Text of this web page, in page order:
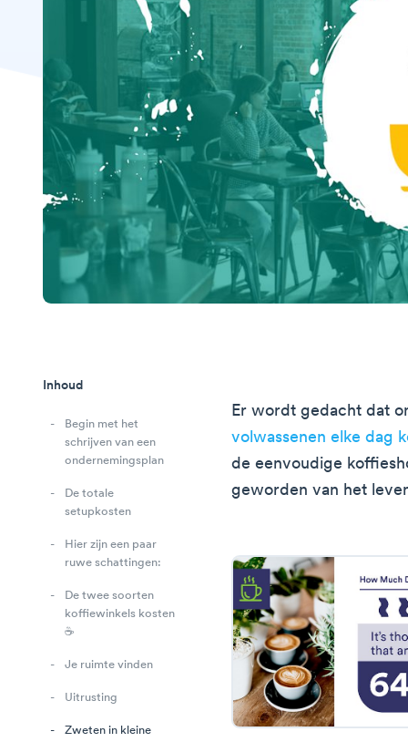
Inhoud
Begin met het
schrijven van een
ondernemingsplan
De totale
setupkosten
Hier zijn een paar
ruwe schattingen:
De twee soorten
koffiewinkels kosten
☕
Je ruimte vinden
Uitrusting
Zweten in kleine
Er wordt gedacht dat
volwassenen elke dag
de eenvoudige
geworden van het